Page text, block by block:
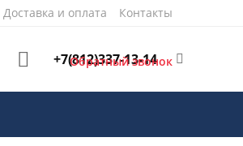
Доставка и оплата Контакты
+7(812)337-13-14
Обратный звонок